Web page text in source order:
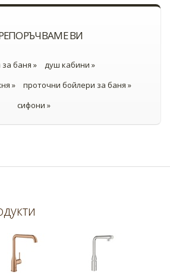
ВИ
баня »
душ кабини »
»
проточни бойлери за баня »
сифони »